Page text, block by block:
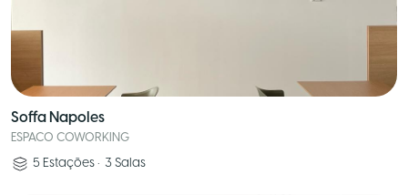
Soffa Napoles
ESPACO COWORKING
5 Estações • 3 Salas